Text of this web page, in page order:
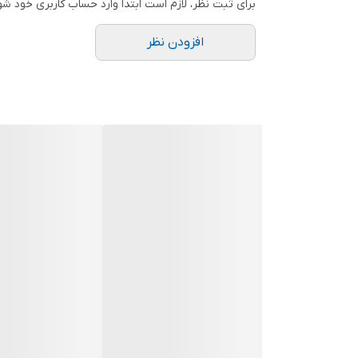
برای ثبت نظر، لازم است ابتدا وارد حساب کاربری خود
افزودن نظر